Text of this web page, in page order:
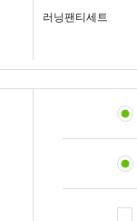
러닝팬티세트